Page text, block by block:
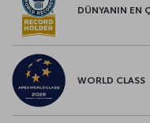
DÜNYANIN EN
WORLD CLASS